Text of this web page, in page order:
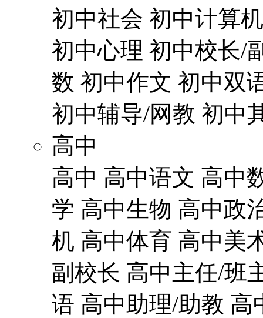
初中社会 初中计算机
初中心理 初中校长/
数 初中作文 初中双
初中辅导/网教 初中
高中
高中 高中语文 高中
学 高中生物 高中政
机 高中体育 高中美
副校长 高中主任/班
语 高中助理/助教 高